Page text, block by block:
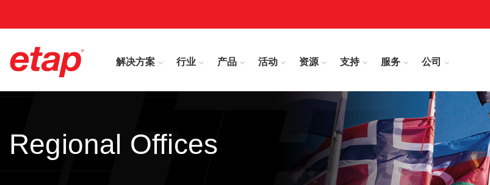
解决方案 行业 产品 活动 资源 支持 服务 公司
Regional Offices